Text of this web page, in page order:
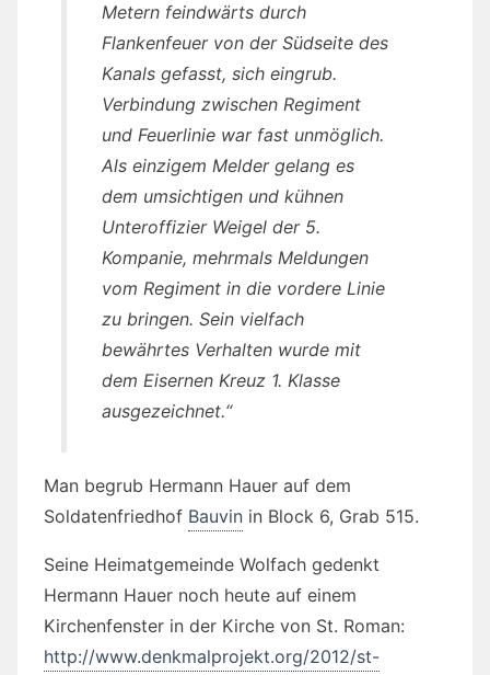
Metern feindwärts durch
Flankenfeuer von der Südseite des
Kanals gefasst, sich eingrub.
Verbindung zwischen Regiment
und Feuerlinie war fast unmöglich.
Als einzigem Melder gelang es
dem umsichtigen und kühnen
Unteroffizier Weigel der 5.
Kompanie, mehrmals Meldungen
vom Regiment in die vordere Linie
zu bringen. Sein vielfach
bewährtes Verhalten wurde mit
dem Eisernen Kreuz 1. Klasse
ausgezeichnet.“
Man begrub Hermann Hauer auf dem
Soldatenfriedhof Bauvin in Block 6, Grab 515.
Seine Heimatgemeinde Wolfach gedenkt
Hermann Hauer noch heute auf einem
Kirchenfenster in der Kirche von St. Roman:
http://www.denkmalprojekt.org/2012/st-